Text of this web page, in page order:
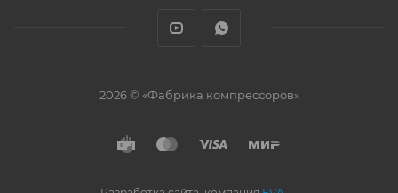
2026 © «Фабрика компрессоров»